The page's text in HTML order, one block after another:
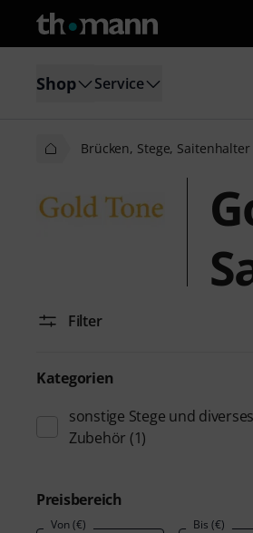
Shop Service
Brücken, Stege, Saitenhalter
Filter
Kategorien
sonstige Stege und diverses
Zubehör (1)
Preisbereich
Von (€) Bis (€)